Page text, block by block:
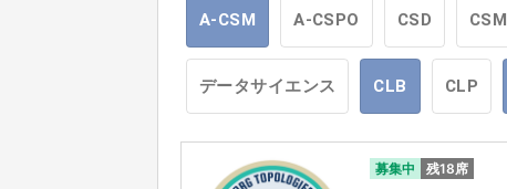
A-CSM A-CSPO CSD CSM
データサイエンス CLB CLP
募集中 残18席